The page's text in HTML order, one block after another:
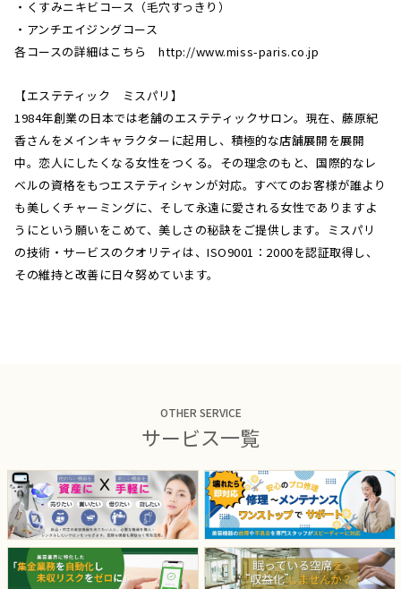
・くすみニキビコース（毛穴すっきり）
・アンチエイジングコース
各コースの詳細はこちら http://www.miss-paris.co.jp
【エステティック ミスパリ】
1984年創業の日本では老舗のエステティックサロン。現在、藤原紀
香さんをメインキャラクターに起用し、積極的な店舗展開を展開
中。恋人にしたくなる女性をつくる。その理念のもと、国際的なレ
ベルの資格をもつエステティシャンが対応。すべてのお客様が誰より
も美しくチャーミングに、そして永遠に愛される女性でありますよ
うにという願いをこめて、美しさの秘訣をご提供します。ミスパリ
の技術・サービスのクオリティは、ISO9001：2000を認証取得し、
その維持と改善に日々努めています。
OTHER SERVICE
サービス一覧